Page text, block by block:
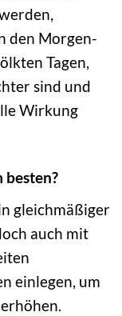
den Morgen-
Tagen,
sind und
Wirkung
besten?
gleichmäßiger
auch mit
einlegen, um